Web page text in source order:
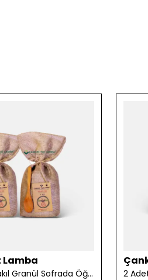
Lamba
2 Adet 1 Kg Çakıl Granül Sofrada Öğütme Tuzu